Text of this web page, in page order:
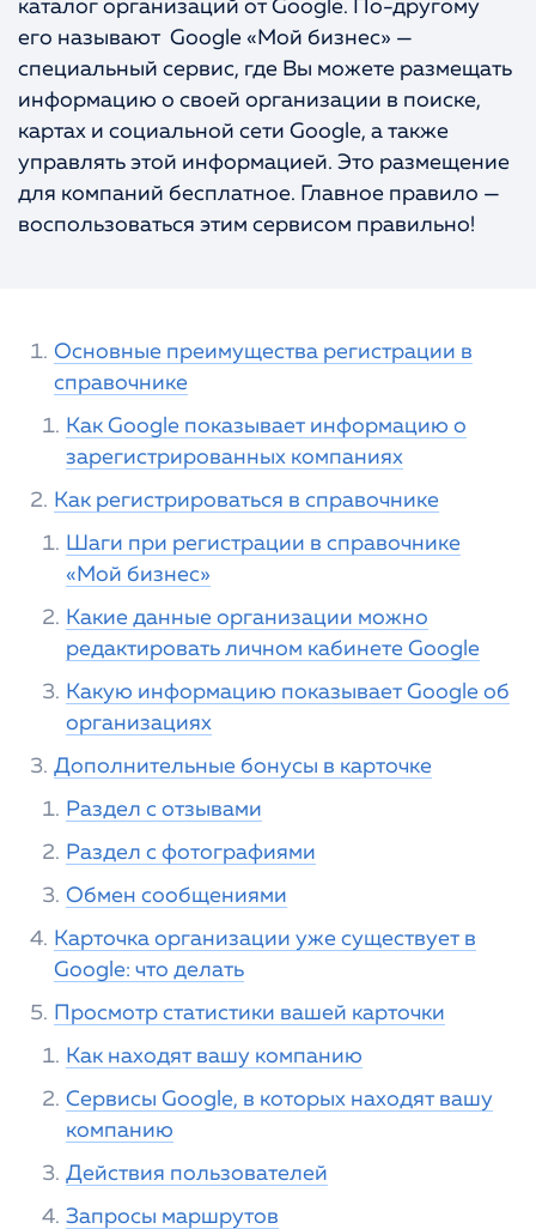
Портфолио
каталог организаций от Google. По-другому
его называют Google «Мой бизнес» —
специальный сервис, где Вы можете размещать
информацию о своей организации в поиске,
картах и социальной сети Google, а также
управлять этой информацией. Это размещение
для компаний бесплатное. Главное правило —
воспользоваться этим сервисом правильно!
Основные преимущества регистрации в
справочнике
Как Google показывает информацию о
зарегистрированных компаниях
Как регистрироваться в справочнике
Шаги при регистрации в справочнике
«Мой бизнес»
Какие данные организации можно
редактировать личном кабинете Google
Какую информацию показывает Google об
организациях
Дополнительные бонусы в карточке
Раздел с отзывами
Раздел с фотографиями
Обмен сообщениями
Карточка организации уже существует в
Google: что делать
Просмотр статистики вашей карточки
Как находят вашу компанию
Сервисы Google, в которых находят вашу
компанию
Действия пользователей
Запросы маршрутов